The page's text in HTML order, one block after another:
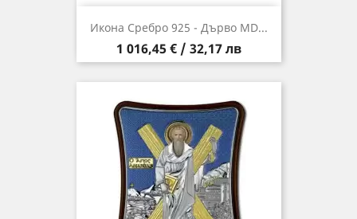
Икона Сребро 925 - Дърво MD...
Цена
1 016,45 € / 32,17 лв